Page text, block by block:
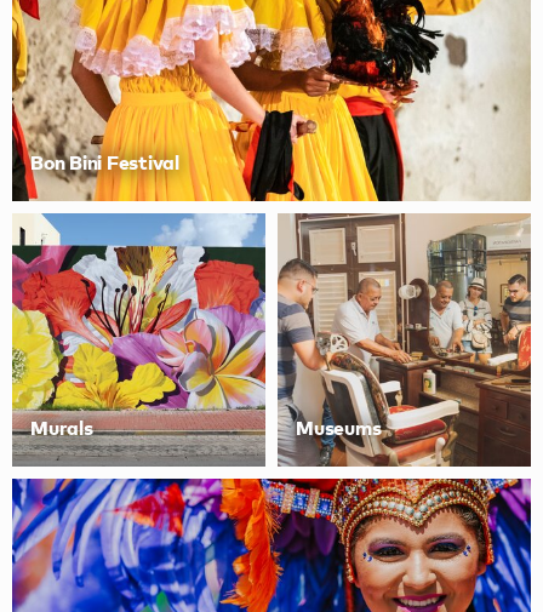
Bon Bini Festival
Murals Museums